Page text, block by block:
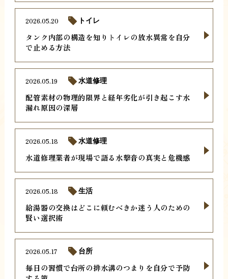
タンク内部の構造を知りトイレの放水異常を自分
で止める方法
2026.05.20 トイレ
配管素材の物理的限界と経年劣化が引き起こす水
漏れ原因の深層
2026.05.19 水道修理
水道修理業者が現場で語る水撃音の真実と危機感
2026.05.18 水道修理
給湯器の交換はどこに頼むべきか迷う人のための
賢い選択術
2026.05.18 生活
毎日の習慣で台所の排水溝のつまりを自分で予防
2026.05.17 台所